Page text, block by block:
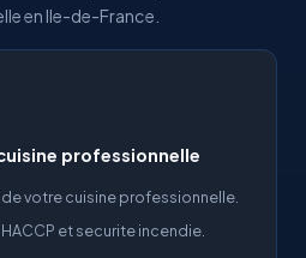
en Ile-de-France.
professionnelle
votre cuisine professionnelle.
et securite incendie.